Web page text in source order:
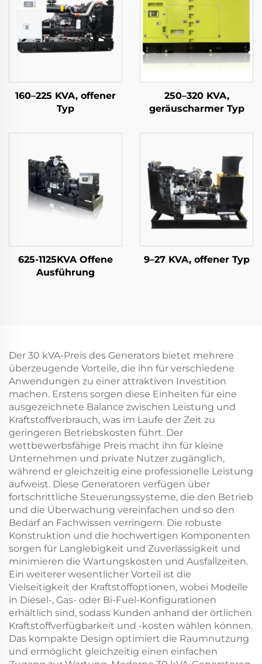
160–225 KVA, offener
Typ
250–320 KVA,
geräuscharmer Typ
625-1125KVA Offene
Ausführung
9–27 KVA, offener Typ
Der 30 kVA-Preis des Generators bietet mehrere
überzeugende Vorteile, die ihn für verschiedene
Anwendungen zu einer attraktiven Investition
machen. Erstens sorgen diese Einheiten für eine
ausgezeichnete Balance zwischen Leistung und
Kraftstoffverbrauch, was im Laufe der Zeit zu
geringeren Betriebskosten führt. Der
wettbewerbsfähige Preis macht ihn für kleine
Unternehmen und private Nutzer zugänglich,
während er gleichzeitig eine professionelle Leistung
aufweist. Diese Generatoren verfügen über
fortschrittliche Steuerungssysteme, die den Betrieb
und die Überwachung vereinfachen und so den
Bedarf an Fachwissen verringern. Die robuste
Konstruktion und die hochwertigen Komponenten
sorgen für Langlebigkeit und Zuverlässigkeit und
minimieren die Wartungskosten und Ausfallzeiten.
Ein weiterer wesentlicher Vorteil ist die
Vielseitigkeit der Kraftstoffoptionen, wobei Modelle
in Diesel-, Gas- oder Bi-Fuel-Konfigurationen
erhältlich sind, sodass Kunden anhand der örtlichen
Kraftstoffverfügbarkeit und -kosten wählen können.
Das kompakte Design optimiert die Raumnutzung
und ermöglicht gleichzeitig einen einfachen